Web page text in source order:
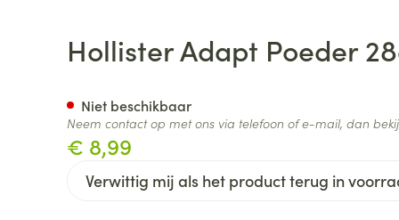
Hollister Adapt Poeder
€ 8,99
Verwittig mij als het product terug in
Niet beschikbaar
Neem contact op met ons via telefoon of e-mail, dan